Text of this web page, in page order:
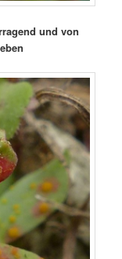
und von